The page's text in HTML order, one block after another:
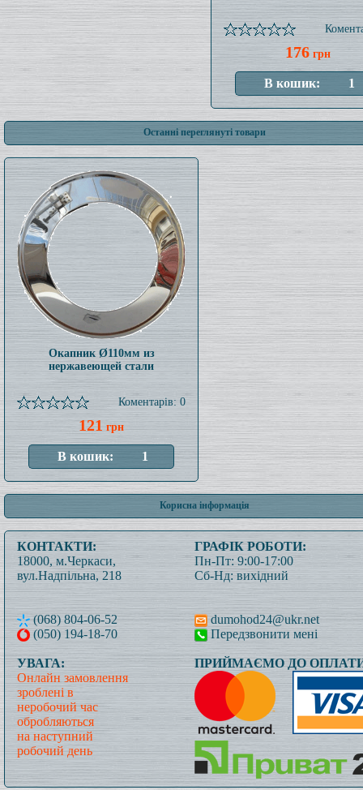
176 грн
Останні переглянуті товари
Окапник Ø110мм из
нержавеющей стали
Коментарів: 0
121 грн
Корисна інформація
КОНТАКТИ:
18000, м.Черкаси,
вул.Надпільна, 218
(068) 804-06-52
(050) 194-18-70
ГРАФІК РОБОТИ:
Пн-Пт: 9:00-17:00
Сб-Нд: вихідний
dumohod24@ukr.net
Передзвонити мені
УВАГА:
Онлайн замовлення
зроблені в
неробочий час
обробляються
на наступний
робочий день
ПРИЙМАЄМО ДО